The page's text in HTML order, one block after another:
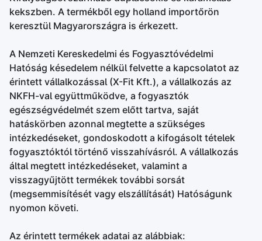
kekszben. A termékből egy holland importőrön
keresztül Magyarországra is érkezett.
A Nemzeti Kereskedelmi és Fogyasztóvédelmi
Hatóság késedelem nélkül felvette a kapcsolatot az
érintett vállalkozással (X-Fit Kft.), a vállalkozás az
NKFH-val együttműködve, a fogyasztók
egészségvédelmét szem előtt tartva, saját
hatáskörben azonnal megtette a szükséges
intézkedéseket, gondoskodott a kifogásolt tételek
fogyasztóktól történő visszahívásról. A vállalkozás
által megtett intézkedéseket, valamint a
visszagyűjtött termékek további sorsát
(megsemmisítését vagy elszállítását) Hatóságunk
nyomon követi.
Az érintett termékek adatai az alábbiak: